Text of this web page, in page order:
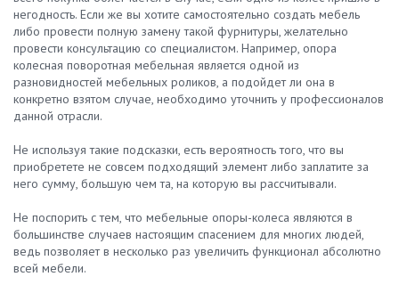
негодность. Если же вы хотите самостоятельно создать мебель
либо провести полную замену такой фурнитуры, желательно
провести консультацию со специалистом. Например, опора
колесная поворотная мебельная является одной из
разновидностей мебельных роликов, а подойдет ли она в
конкретно взятом случае, необходимо уточнить у профессионалов
данной отрасли.
Не используя такие подсказки, есть вероятность того, что вы
приобретете не совсем подходящий элемент либо заплатите за
него сумму, большую чем та, на которую вы рассчитывали.
Не поспорить с тем, что мебельные опоры-колеса являются в
большинстве случаев настоящим спасением для многих людей,
ведь позволяет в несколько раз увеличить функционал абсолютно
всей мебели.